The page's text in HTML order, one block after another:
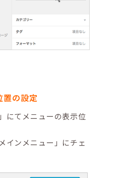
置の設定
にてメニューの表示位
インメニュー」にチェ